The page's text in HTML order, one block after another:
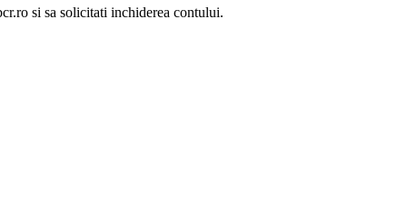
si sa solicitati inchiderea contului.